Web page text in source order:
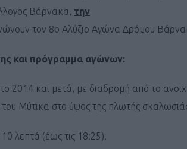
Βάρνακα, την
τον 8ο Αλύζιο Αγώνα Δρόμου
και πρόγραμμα αγώνων:
2014 και μετά, με διαδρομή από το
του Μύτικα στο ύψος της πλωτής
λεπτά (έως τις 18:25).